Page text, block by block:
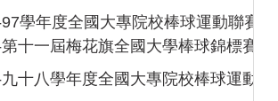
97學年度全國大專院校棒球運動聯賽
第十一屆梅花旗全國大學棒球錦標賽冠
九十八學年度全國大專院校棒球運動